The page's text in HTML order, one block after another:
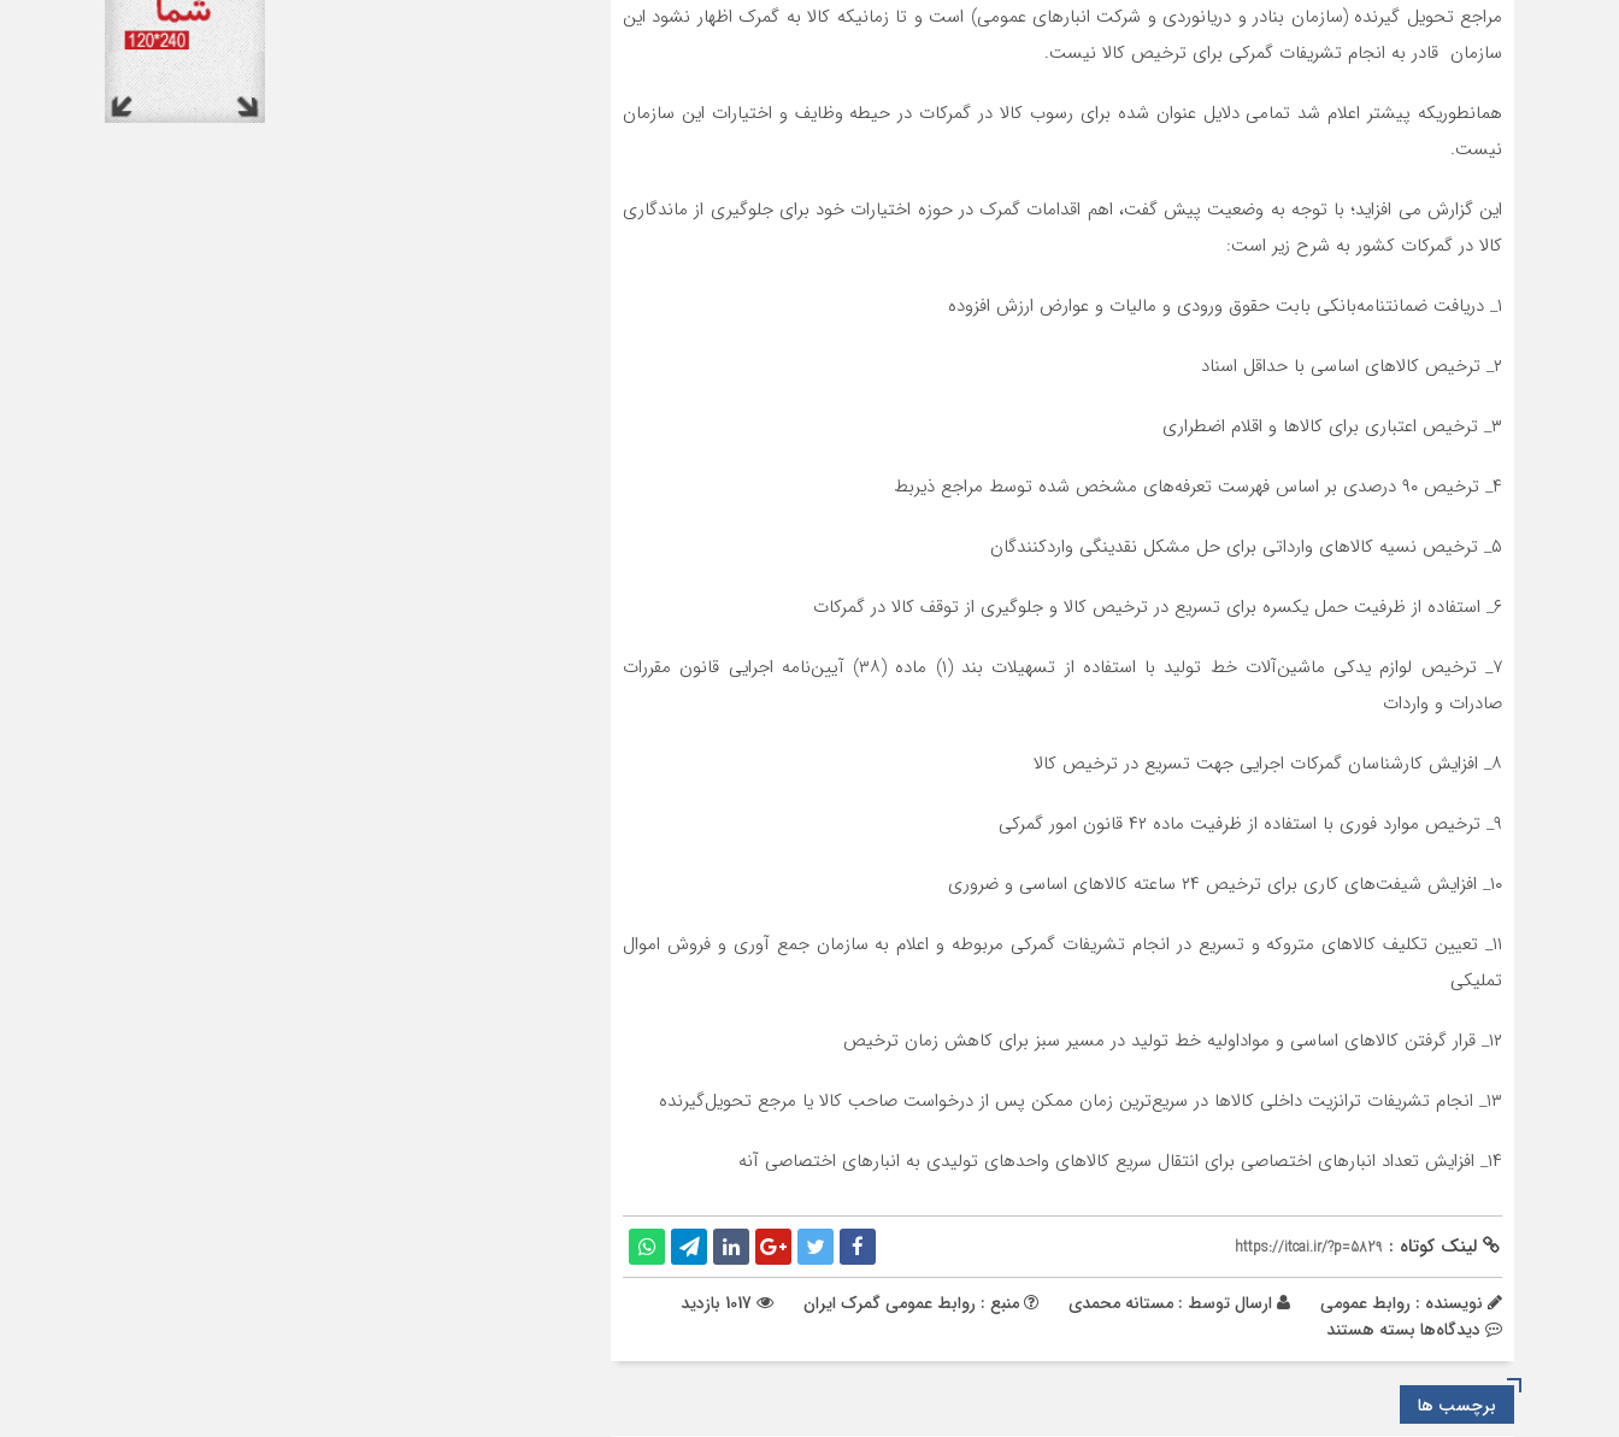
مراجع تحویل گیرنده (سازمان بنادر و دریانوردی و شرکت انبارهای عمومی) است و تا زمانیکه کالا به گمرک اظهار نشود این
سازمان قادر به انجام تشریفات گمرکی برای ترخیص کالا نیست.
همانطوریکه پیشتر اعلام شد تمامی دلایل عنوان شده برای رسوب کالا در گمرکات در حیطه وظایف و اختیارات این سازمان
نیست.
این گزارش می افزاید؛ با توجه به وضعیت پیش گفت، اهم اقدامات گمرک در حوزه اختیارات خود برای جلوگیری از ماندگاری
کالا در گمرکات کشور به شرح زیر است:
۱_ دریافت ضمانتنامه‌بانکی بابت حقوق ورودی و مالیات و عوارض ارزش افزوده
۲_ ترخیص کالاهای اساسی با حداقل اسناد
۳_ ترخیص اعتباری برای کالاها و اقلام اضطراری
۴_ ترخیص ۹۰ درصدی بر اساس فهرست تعرفه‌های مشخص شده توسط مراجع ذیربط
۵_ ترخیص نسیه کالاهای وارداتی برای حل مشکل نقدینگی وارد‌کنندگان
۶_ استفاده از ظرفیت حمل یکسره برای تسریع در ترخیص کالا و جلوگیری از توقف کالا در گمرکات
۷_ ترخیص لوازم یدکی ماشین‌آلات خط تولید با استفاده از تسهیلات بند (۱) ماده (۳۸) آیین‌نامه اجرایی قانون مقررات
صادرات و واردات
۸_ افزایش کارشناسان گمرکات اجرایی جهت تسریع در ترخیص کالا
۹_ ترخیص موارد فوری با استفاده از ظرفیت ماده ۴۲ قانون امور گمرکی
۱۰_ افزایش شیفت‌های کاری برای ترخیص ۲۴ ساعته کالاهای اساسی و ضروری
۱۱_ تعیین تکلیف کالاهای متروکه و تسریع در انجام تشریفات گمرکی مربوطه و اعلام به سازمان جمع آوری و فروش اموال
تملیکی
۱۲_ قرار گرفتن کالاهای اساسی و مواد‌اولیه خط تولید در مسیر سبز برای کاهش زمان ترخیص
۱۳_ انجام تشریفات ترانزیت داخلی کالاها در سریع‌ترین زمان ممکن پس از درخواست صاحب کالا یا مرجع تحویل‌گیرنده
۱۴_ افزایش تعداد انبارهای اختصاصی برای انتقال سریع کالاهای واحدهای تولیدی به انبارهای اختصاصی آنه
لینک کوتاه : https://itcai.ir/?p=5829
نویسنده : روابط عمومی ارسال توسط : مستانه محمدی منبع : روابط عمومی گمرک ایران
دیدگاه‌ها برای
گزارش
رسمی
بسته هستند
برچسب ها